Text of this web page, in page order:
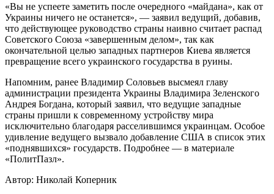
«Вы не успеете заметить после очередного «майдана», как от
Украины ничего не останется», — заявил ведущий, добавив,
что действующее руководство страны наивно считает распад
Советского Союза «завершенным делом», так как
окончательной целью западных партнеров Киева является
превращение всего украинского государства в руины.
Напомним, ранее Владимир Соловьев высмеял главу
администрации президента Украины Владимира Зеленского
Андрея Богдана, который заявил, что ведущие западные
страны пришли к современному устройству мира
исключительно благодаря расселившимся украинцам. Особое
удивление ведущего вызвало добавление США в список этих
«поднявшихся» государств. Подробнее — в материале
«ПолитПазл».
Автор: Николай Коперник